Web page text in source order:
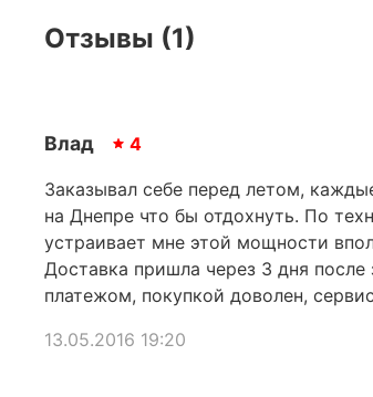
Отзывы (1)
Влад 4
Заказывал себе перед летом,
на Днепре что бы отдохнуть. По
устраивает мне этой мощности
Доставка пришла через 3 дня
платежом, покупкой доволен,
13.05.2016 19:20